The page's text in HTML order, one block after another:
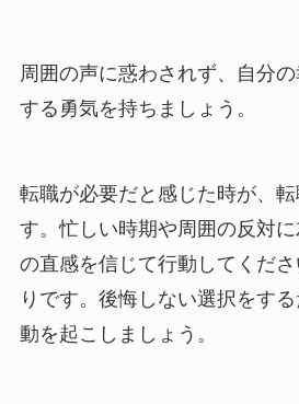
周囲の声に惑わされず、自分
する勇気を持ちましょう。
転職が必要だと感じた時が、
す。忙しい時期や周囲の反対
の直感を信じて行動してくだ
りです。後悔しない選択をす
動を起こしましょう。